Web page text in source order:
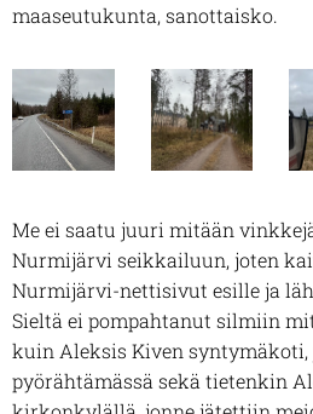
maaseutukunta, sanottaisko.
Me ei saatu juuri mitään
Nurmijärvi seikkailuun, joten
Nurmijärvi-nettisivut esille ja
Sieltä ei pompahtanut silmiin
kuin Aleksis Kiven syntymäkoti,
pyörähtämässä sekä tietenkin